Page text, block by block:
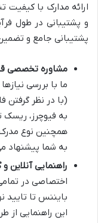
ارائه مدارک با کیفیت
و پشتیبانی در طول
پشتیبانی جامع و تضمین ۱۰۰٪ وریفای را ارائه می
مشاوره تخصصی
ما با بررسی
(با در نظر گرفتن
به شما پیشنهاد
راهنمایی آنلاین
اختصاصی در
بایننس تا تایید
این راهنمایی از